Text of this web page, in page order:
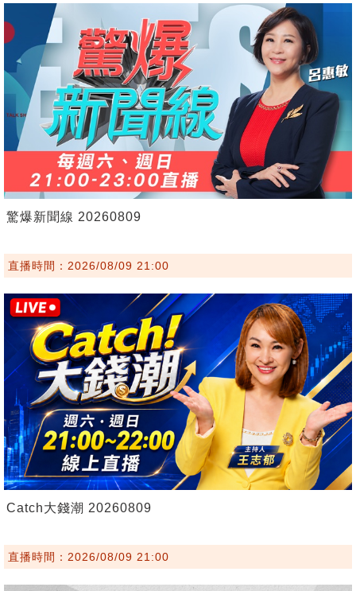
驚爆新聞線 20260809
直播時間：2026/08/09 21:00
Catch大錢潮 20260809
直播時間：2026/08/09 21:00